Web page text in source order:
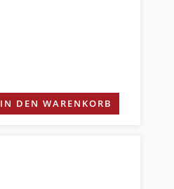
IN DEN WARENKORB